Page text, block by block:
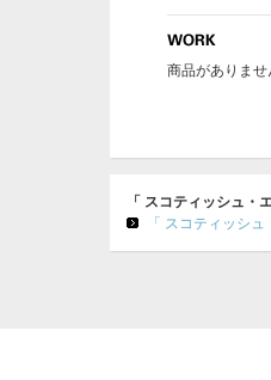
商品がありませ
「 スコティッシュ・
「 スコティッシ